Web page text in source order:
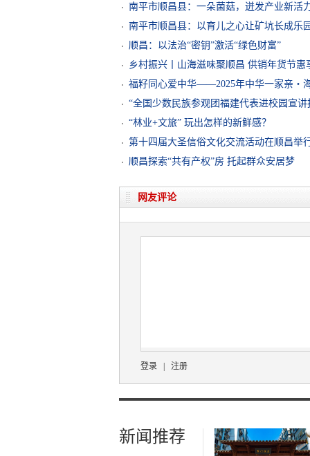
南平市顺昌县：一朵菌菇，迸发产业新活
南平市顺昌县：以育儿之心让矿坑长成乐
顺昌：以法治“密钥”激活“绿色财富”
乡村振兴丨山海滋味聚顺昌 供销年货节惠
福籽同心爱中华——2025年中华一家亲・
“全国少数民族参观团福建代表进校园宣
“林业+文旅” 玩出怎样的新鲜感？
第十四届大圣信俗文化交流活动在顺昌举
顺昌探索“共有产权”房 托起群众安居梦
网友评论
登录 注册
新闻推荐